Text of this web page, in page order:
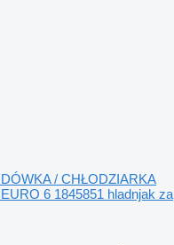
/ CHŁODZIARKA
6 1845851 hladnjak za